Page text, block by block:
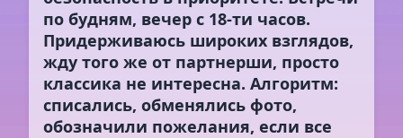
по будням, вечер с 18-ти часов.
Придерживаюсь широких взглядов,
жду того же от партнерши, просто
классика не интересна. Алгоритм:
списались, обменялись фото,
обозначили пожелания, если все